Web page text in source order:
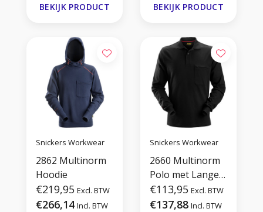
BEKIJK PRODUCT BEKIJK PRODUCT
Snickers Workwear
2862 Multinorm
Hoodie
€219,95 Excl. BTW
€266,14 Incl. BTW
Snickers Workwear
2660 Multinorm
Polo met Lange
Mouwen
€113,95 Excl. BTW
€137,88 Incl. BTW